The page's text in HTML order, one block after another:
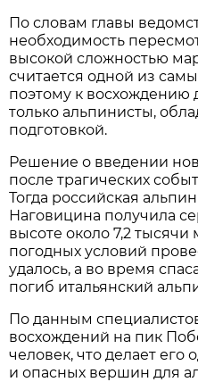
По словам главы
необходимость
высокой сложностью
считается одной из
поэтому к восхождению
только альпинисты,
подготовкой.
Решение о введении
после трагических
Тогда российская
Наговицина получила
высоте около 7,2
погодных условий
удалось, а во время
погиб итальянский
По данным
восхождений на пик
человек, что делает
и опасных вершин для